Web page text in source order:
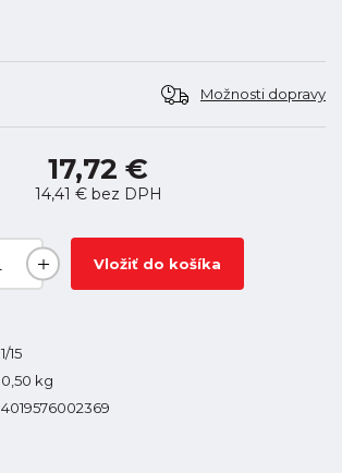
Možnosti dopravy
17,72 €
14,41 €bez DPH
Vložiť do košíka
1/15
0,50 kg
4019576002369